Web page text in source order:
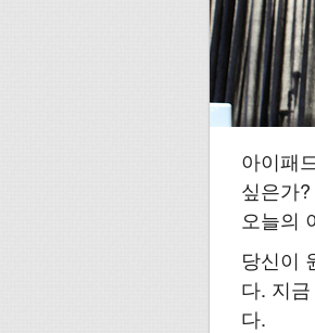
아이패
싶은가
오늘의
당신이
다. 지
다.